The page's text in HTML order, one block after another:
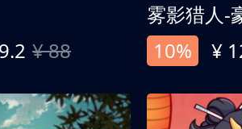
¥ 88
雾影猎人-
10%
¥